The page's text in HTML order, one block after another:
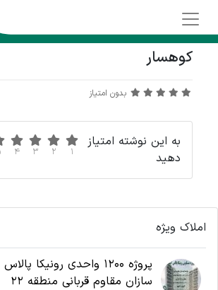
کوهسار
بدون امتیاز
به این نوشته امتیاز
دهید
1
2
3
4
املاک ویژه
پروژه 1200 واحدی رونیکا
سازان مقاوم قربانی منطقه 22